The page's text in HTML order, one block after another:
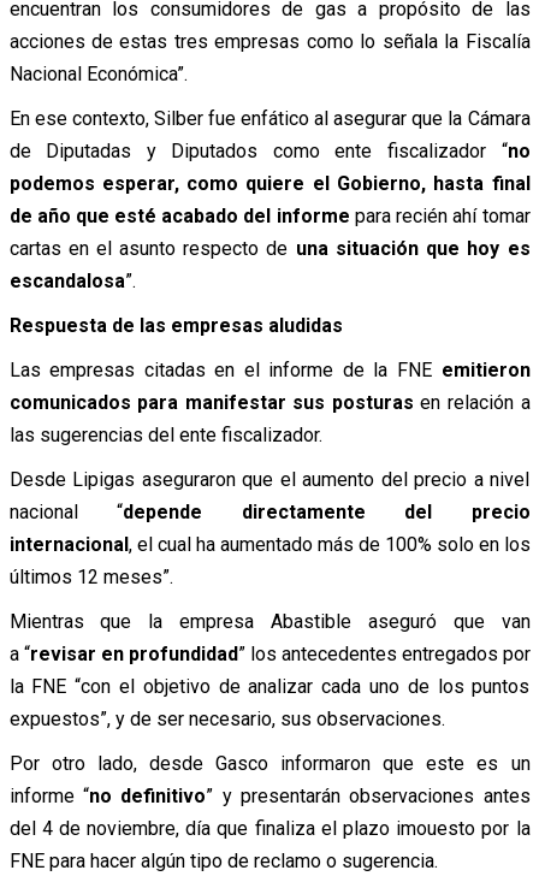
encuentran los consumidores de gas a propósito de las
acciones de estas tres empresas como lo señala la Fiscalía
Nacional Económica”.
En ese contexto, Silber fue enfático al asegurar que la Cámara
de Diputadas y Diputados como ente fiscalizador “no
podemos esperar, como quiere el Gobierno, hasta final
de año que esté acabado del informe para recién ahí tomar
cartas en el asunto respecto de una situación que hoy es
escandalosa”.
Respuesta de las empresas aludidas
Las empresas citadas en el informe de la FNE emitieron
comunicados para manifestar sus posturas en relación a
las sugerencias del ente fiscalizador.
Desde Lipigas aseguraron que el aumento del precio a nivel
nacional “depende directamente del precio
internacional, el cual ha aumentado más de 100% solo en los
últimos 12 meses”.
Mientras que la empresa Abastible aseguró que van
a “revisar en profundidad” los antecedentes entregados por
la FNE “con el objetivo de analizar cada uno de los puntos
expuestos”, y de ser necesario, sus observaciones.
Por otro lado, desde Gasco informaron que este es un
informe “no definitivo” y presentarán observaciones antes
del 4 de noviembre, día que finaliza el plazo imouesto por la
FNE para hacer algún tipo de reclamo o sugerencia.